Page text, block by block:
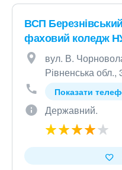
ВСП
фаховий коледж
вул. В.
Рівненська обл.,
Показати
Державний.